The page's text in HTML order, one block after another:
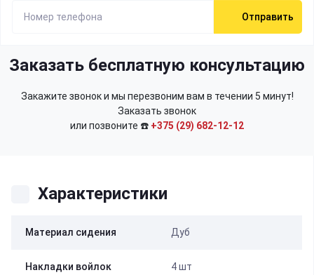
Отправить
Заказать бесплатную консультацию
Закажите звонок и мы перезвоним вам в течении 5 минут!
Заказать звонок
или позвоните ☎️ +375 (29) 682-12-12
Характеристики
Материал сидения Дуб
Накладки войлок 4 шт